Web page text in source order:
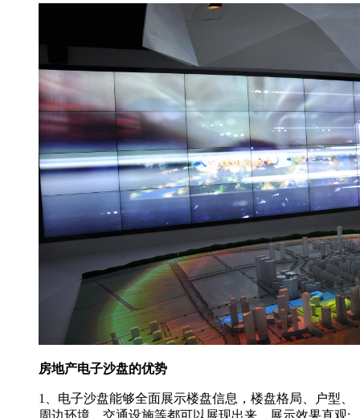
房地产电子沙盘的优势
1、电子沙盘能够全面展示楼盘信息，楼盘格局、户型、